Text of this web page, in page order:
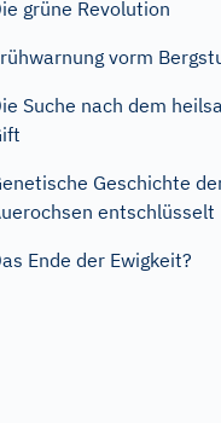
grüne Revolution
vorm
Suche nach dem
Geschichte
entschlüsselt
Ende der Ewigkeit?